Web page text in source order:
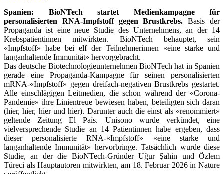
Spanien: BioNTech startet Medienkampagne für
personalisierten RNA-Impfstoff gegen Brustkrebs.Basis der
Propaganda ist eine neue Studie des Unternehmens, an der 14
Krebspatientinnen mitwirkten. BioNTech behauptet, sein
«Impfstoff» habe bei elf der Teilnehmerinnen «eine starke und
langanhaltende Immunität» hervorgebracht.
Das deutsche Biotechnologieunternehmen BioNTech hat in Spanien
gerade eine Propaganda-Kampagne für seinen personalisierten
mRNA-«Impfstoff» gegen dreifach-negativen Brustkrebs gestartet.
Alle einschlägigen Leitmedien, die schon während der «Corona-
Pandemie» ihre Linientreue bewiesen haben, beteiligten sich daran
(hier, hier, hier und hier). Darunter auch die einst als «renommiert»
geltende Zeitung El País. Unisono wurde verkündet, eine
vielversprechende Studie an 14 Patientinnen habe ergeben, dass
dieser personalisierte RNA-«Impfstoff» «eine starke und
langanhaltende Immunität» hervorbringe. Tatsächlich wurde diese
Studie, an der die BioNTech-Gründer Uğur Şahin und Özlem
Türeci als Hauptautoren mitwirkten, am 18. Februar 2026 in Nature